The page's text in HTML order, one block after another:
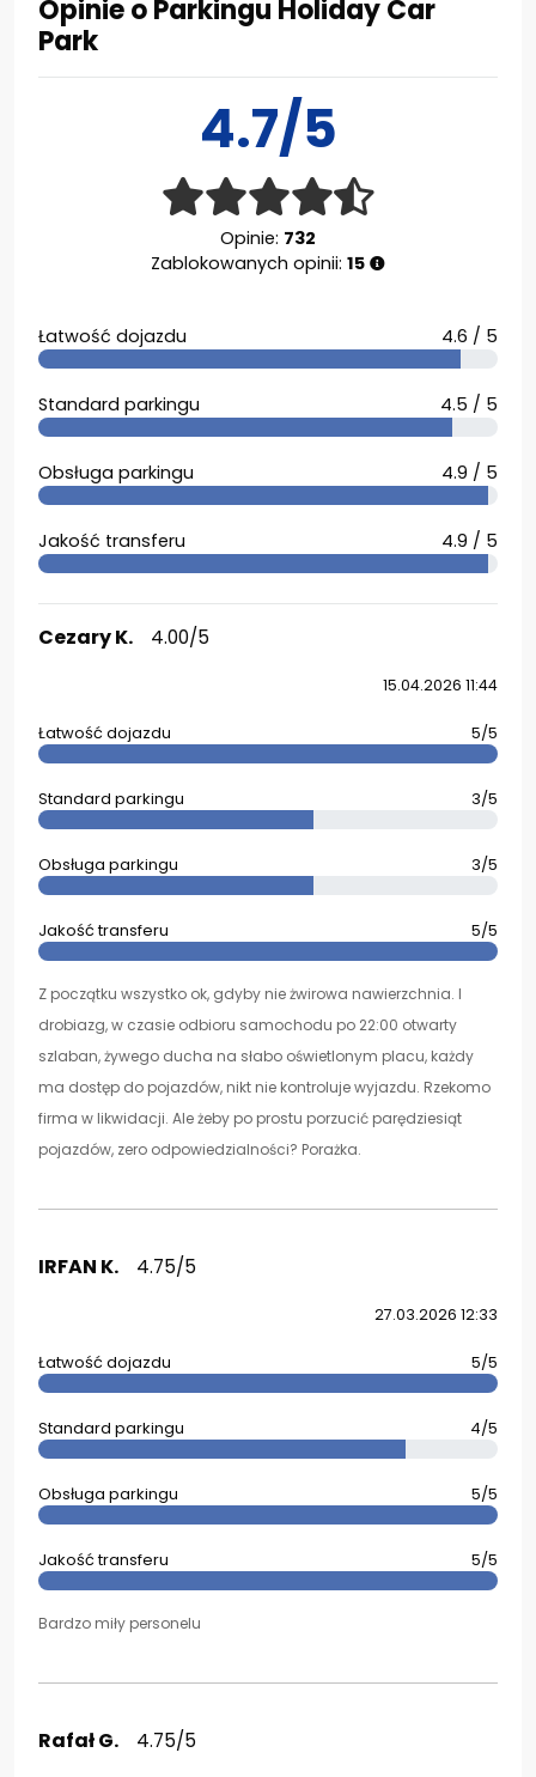
Opinie o Parkingu Holiday Car
Park
4.7/5
Opinie: 732
Zablokowanych opinii: 15
Łatwość dojazdu 4.6 / 5
Standard parkingu 4.5 / 5
Obsługa parkingu 4.9 / 5
Jakość transferu 4.9 / 5
Cezary K. 4.00/5
15.04.2026 11:44
Łatwość dojazdu 5/5
Standard parkingu 3/5
Obsługa parkingu 3/5
Jakość transferu 5/5
Z początku wszystko ok, gdyby nie żwirowa nawierzchnia. I
drobiazg, w czasie odbioru samochodu po 22:00 otwarty
szlaban, żywego ducha na słabo oświetlonym placu, każdy
ma dostęp do pojazdów, nikt nie kontroluje wyjazdu. Rzekomo
firma w likwidacji. Ale żeby po prostu porzucić parędziesiąt
pojazdów, zero odpowiedzialności? Porażka.
IRFAN K. 4.75/5
27.03.2026 12:33
Łatwość dojazdu 5/5
Standard parkingu 4/5
Obsługa parkingu 5/5
Jakość transferu 5/5
Bardzo miły personelu
Rafał G. 4.75/5